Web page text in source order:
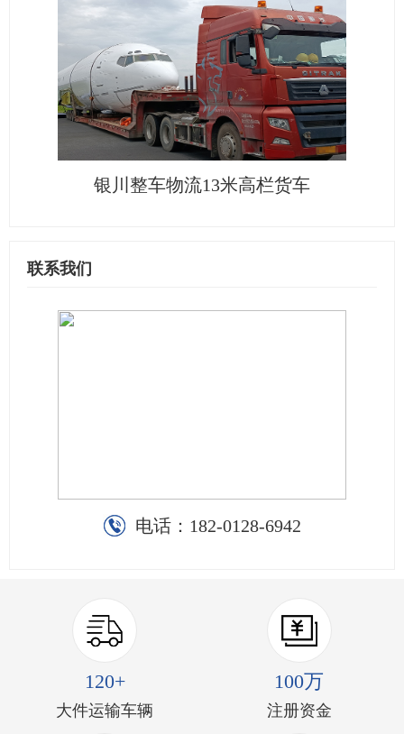
银川整车物流13米高栏货车
联系我们
电话： 182-0128-6942
120+
大件运输车辆
100万
注册资金